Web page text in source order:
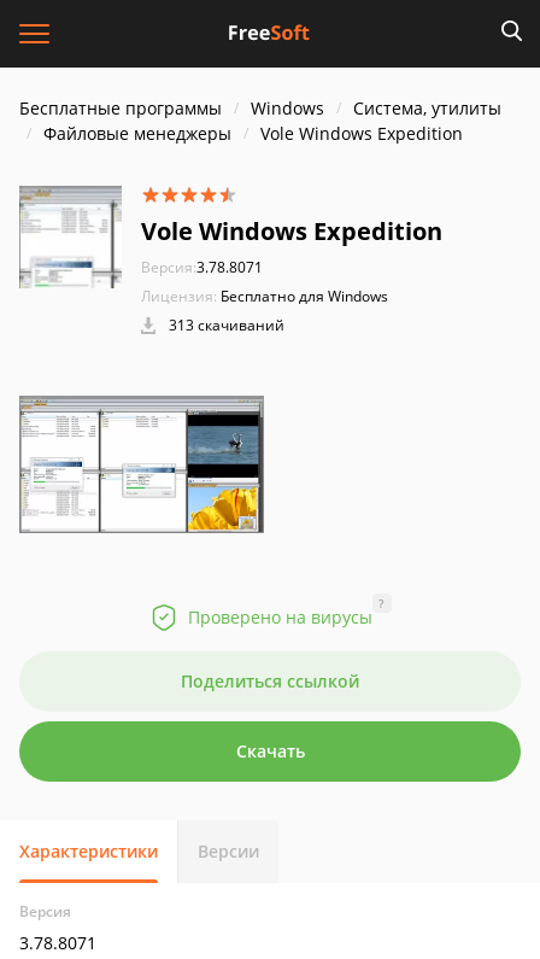
Бесплатные программы Windows
Система, утилиты
Файловые менеджеры
Vole Windows Expedition
Vole Windows Expedition
Версия:3.78.8071
Лицензия: Бесплатно для Windows
313 скачиваний
Проверено на вирусы
?
Поделиться ссылкой
Скачать
Характеристики Версии
Версия
3.78.8071